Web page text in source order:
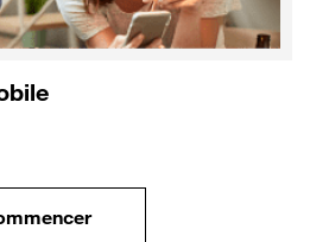
le tuto pour Sécuriser votre